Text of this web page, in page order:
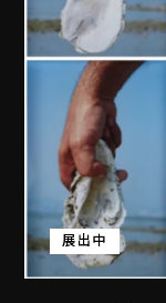
展出中